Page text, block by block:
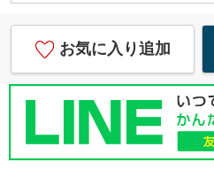
お気に入り追加